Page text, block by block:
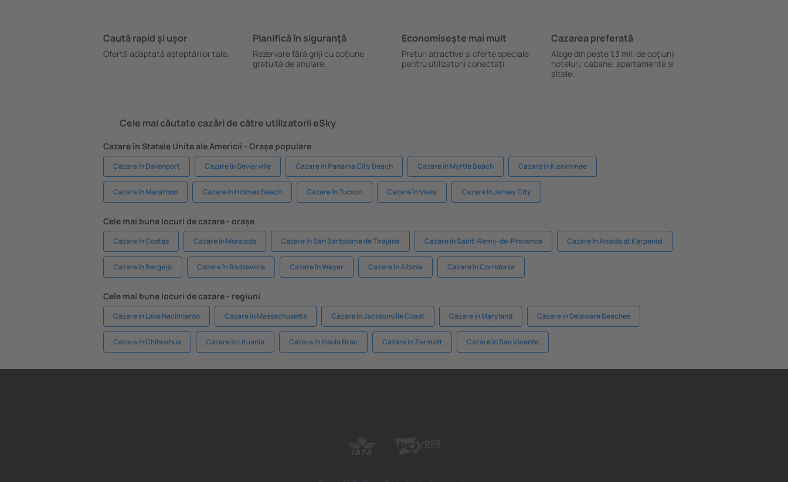
Caută rapid şi uşor
Ofertă adaptată aşteptărilor tale.
Planifică ȋn siguranţă
Rezervare fără griji cu opțiune
gratuită de anulare.
Economiseşte mai mult
Prețuri atractive și oferte speciale
pentru utilizatorii conectați.
Cazarea preferată
Alege din peste 1,3 mil. de opţiuni:
hoteluri, cabane, apartamente și
altele.
Cele mai căutate cazări de către utilizatorii eSky
Cazare în Statele Unite ale Americii - Orașe populare
Cazare în Davenport Cazare în Sevierville Cazare în Panama City Beach Cazare în Myrtle Beach Cazare în Kissimmee
Cazare în Marathon Cazare în Holmes Beach Cazare în Tucson Cazare în Mesa Cazare în Jersey City
Cele mai bune locuri de cazare - orașe
Cazare în Costas Cazare în Moncada Cazare în San Bartolome de Tirajana Cazare în Saint-Remy-de-Provence Cazare în Aniada at Karpenisi
Cazare în Bergeijk Cazare în Radzewice Cazare în Weyer Cazare în Albinia Cazare în Corridonia
Cele mai bune locuri de cazare - regiuni
Cazare in Lake Nacimiento Cazare in Massachusetts Cazare in Jacksonville Coast Cazare in Maryland Cazare in Delaware Beaches
Cazare in Chihuahua Cazare în Lituania Cazare in Insula Brac Cazare în Zermatt Cazare in Sao Vicente